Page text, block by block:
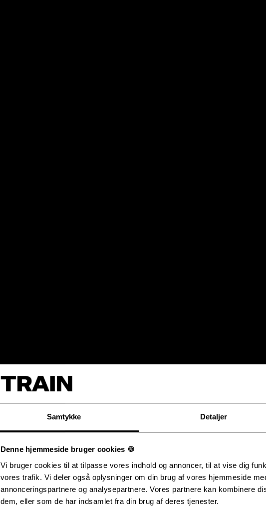
Samtykke Detaljer
Denne hjemmeside bruger cookies 🍪
Vi bruger cookies til at tilpasse vores indhold og annoncer, til at vise dig
vores trafik. Vi deler også oplysninger om din brug af vores hjemmeside
annonceringspartnere og analysepartnere. Vores partnere kan kombinere
dem, eller som de har indsamlet fra din brug af deres tjenester.